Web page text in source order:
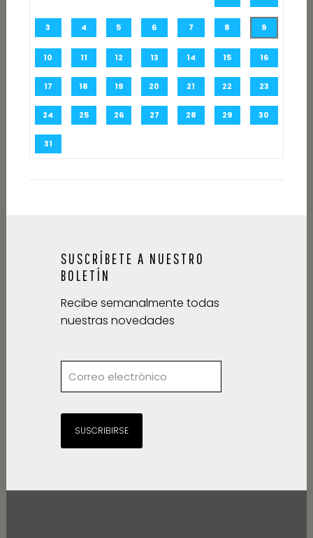
3 4 5 6 7 8 9
10 11 12 13 14 15 16
17 18 19 20 21 22 23
24 25 26 27 28 29 30
31
SUSCRÍBETE A NUESTRO
BOLETÍN
Recibe semanalmente todas
nuestras novedades
SUSCRIBIRSE